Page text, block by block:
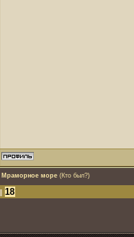
Мраморное море (Кто был?)
18